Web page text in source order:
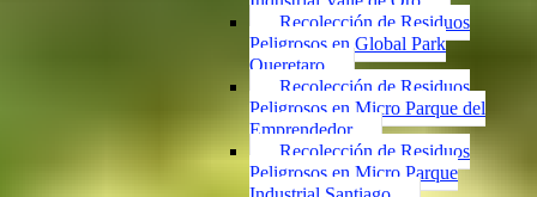
Recolección de Residuos
Peligrosos en Global Park
Queretaro
Recolección de Residuos
Peligrosos en Micro Parque del
Emprendedor
Recolección de Residuos
Peligrosos en Micro Parque